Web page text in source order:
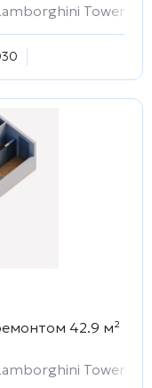
Tower
42.9 м²
Tower